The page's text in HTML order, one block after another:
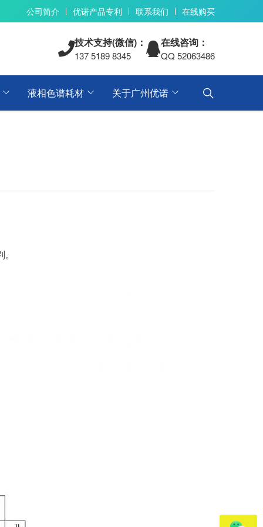
公司简介 优诺产品专利 联系我们 在线购买
技术支持(微信)：
137 5189 8345
在线咨询：
QQ 52063486
液相色谱耗材 关于广州优诺